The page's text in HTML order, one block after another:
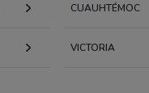
CUAUHTÉMOC
VICTORIA